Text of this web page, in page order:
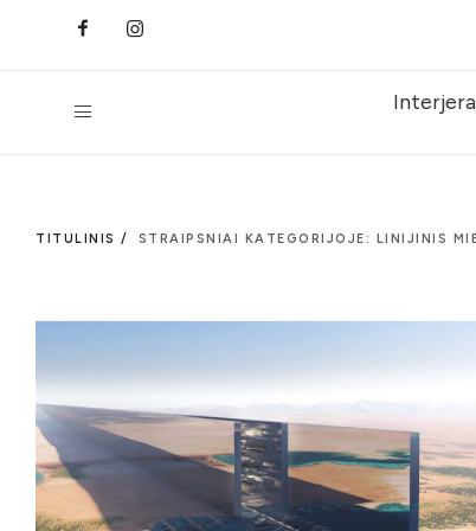
TITULINIS / STRAIPSNIAI KATEGORIJOJE: LINIJINIS